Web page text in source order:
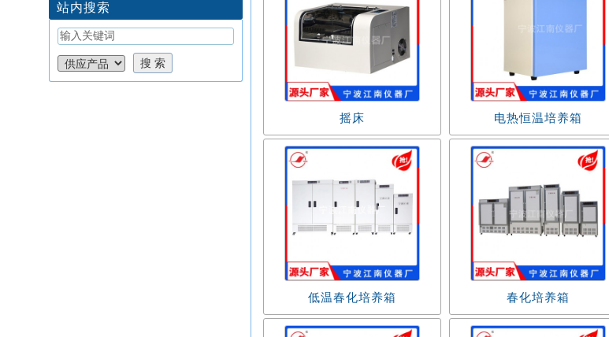
站内搜索
摇床 电热恒温培养箱
低温春化培养箱 春化培养箱